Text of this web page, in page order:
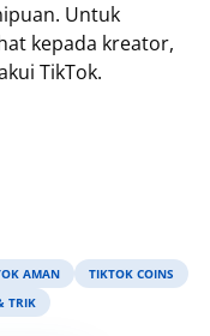
Untuk
kepada kreator,
TikTok.
AMAN
TIKTOK COINS
TRIK